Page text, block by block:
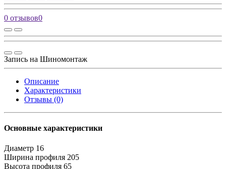
0 отзывов0
Запись на Шиномонтаж
Описание
Характеристики
Отзывы (0)
Основные характеристики
Диаметр 16
Ширина профиля 205
Высота профиля 65